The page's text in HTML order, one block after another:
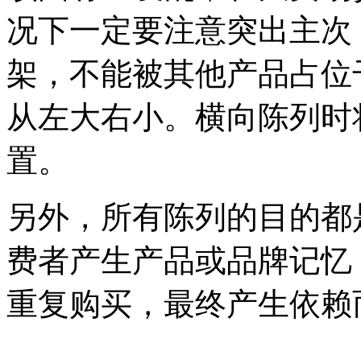
况下一定要注意突出主
架，不能被其他产品占
从左大右小。横向陈列
置。
另外，所有陈列的目的
费者产生产品或品牌记
重复购买，最终产生依